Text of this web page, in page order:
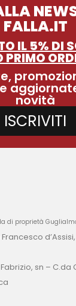
FALLA.IT
IL 5% DI
PRIMO
novità
ISCRIVITI
di proprietà
sn – C.da